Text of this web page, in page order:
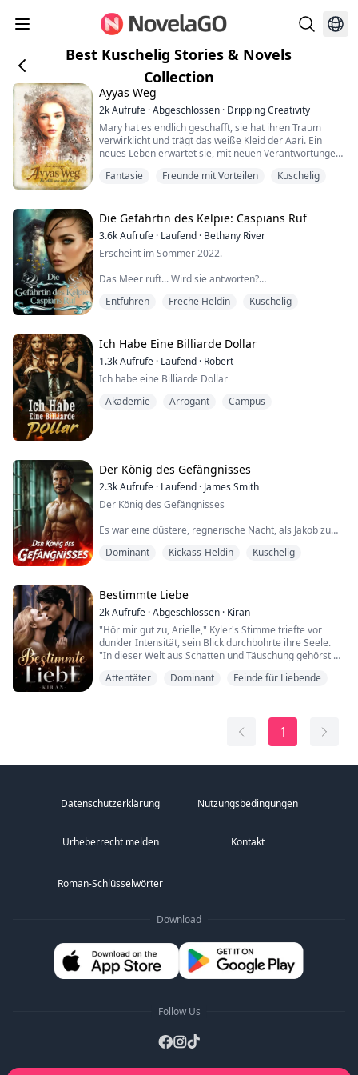
Best Kuschelig Stories & Novels
Collection
Ayyas Weg
2kAufrufe ·Abgeschlossen · Dripping Creativity
Mary hat es endlich geschafft, sie hat ihren Traum
verwirklicht und trägt das weiße Kleid der Aari. Ein
neues Leben erwartet sie, mit neuen Verantwortungen
Sie ist immer noch von ihrer Familie und ihren
neuen Leben wohlzufühlen beginnt, erreicht die
Nachricht von ein...
Fantasie Freunde mit Vorteilen Kuschelig
Die Gefährtin des Kelpie: Caspians Ruf
3.6kAufrufe · Laufend · Bethany River
Erscheint im Sommer 2022.
Das Meer ruft... Wird sie antworten?
Als Catherine acht Jahre alt war, glaubte sie, fast
Doch das ist nicht wirklich passiert.
Catherine wurde von Caspian entführt, dem
zukünftigen König der Kelpie-Kolonie. Allerdings wurde
er sabotiert und seine Volljährigkeitszeremonie wurde
unterbrochen, was bedeutete, dass er seine Gefährtin
Entführen Freche Heldin Kuschelig
Ich Habe Eine Billiarde Dollar
1.3kAufrufe · Laufend · Robert
Ich habe eine Billiarde Dollar
Akademie
Arrogant Campus
Der König des Gefängnisses
2.3kAufrufe · Laufend · James Smith
Der König des Gefängnisses
Es war eine düstere, regnerische Nacht, als Jakob zum
durchschritt. Die schweren Eisenstangen schlossen
bewusst, dass dies kein gewöhnlicher Ort war. Hier
herrschte eine eigene Ordnung, eine Hierarchie, die
von den ...
Dominant Kickass-Heldin Kuschelig
Bestimmte Liebe
2kAufrufe ·Abgeschlossen · Kiran
"Hör mir gut zu, Arielle," Kyler's Stimme triefte vor
dunkler Intensität, sein Blick durchbohrte ihre Seele.
"In dieser Welt aus Schatten und Täuschung gehörst du
du nimmst, steht unter meinem Befehl. Wage es,
Körper und Seele, und ich werde das, w...
Attentäter Dominant Feinde für Liebende
1
Datenschutzerklärung Nutzungsbedingungen
Urheberrecht melden Kontakt
Roman-Schlüsselwörter
Download
Follow Us